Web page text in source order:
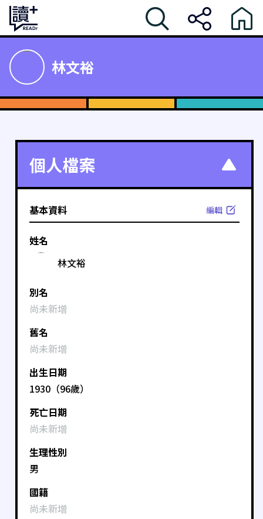
林文裕
個人檔案
基本資料 編輯
姓名
林文裕
別名
尚未新增
舊名
尚未新增
出生日期
1930（96歲）
死亡日期
尚未新增
生理性別
男
國籍
尚未新增